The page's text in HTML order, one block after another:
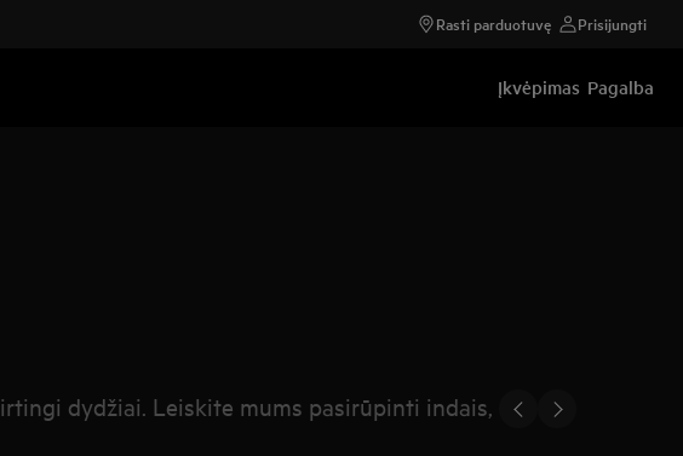
Rasti parduotuvę Prisijungti
Įkvėpimas Pagalba
dydžiai. Leiskite mums pasirūpinti indais,